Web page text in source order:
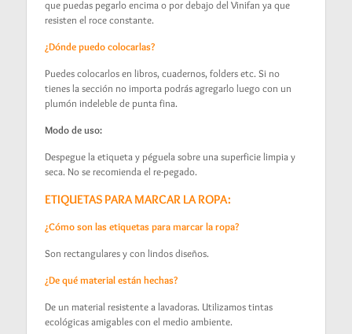
que puedas pegarlo encima o por debajo del Vinifan ya que
resisten el roce constante.
¿Dónde puedo colocarlas?
Puedes colocarlos en libros, cuadernos, folders etc. Si no
tienes la sección no importa podrás agregarlo luego con un
plumón indeleble de punta fina.
Modo de uso:
Despegue la etiqueta y péguela sobre una superficie limpia y
seca. No se recomienda el re-pegado.
ETIQUETAS PARA MARCAR LA ROPA:
¿Cómo son las etiquetas para marcar la ropa?
Son rectangulares y con lindos diseños.
¿De qué material están hechas?
De un material resistente a lavadoras. Utilizamos tintas
ecológicas amigables con el medio ambiente.